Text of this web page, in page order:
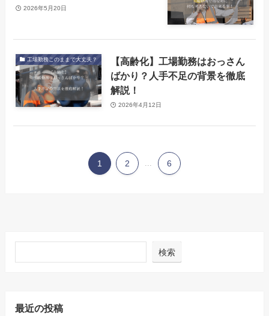
2026年5月20日
工場勤務このままで大丈夫？
【高齢化】工場勤務はおっさん
ばかり？人手不足の背景を徹底
解説！
2026年4月12日
1 2 ... 6
検索
最近の投稿